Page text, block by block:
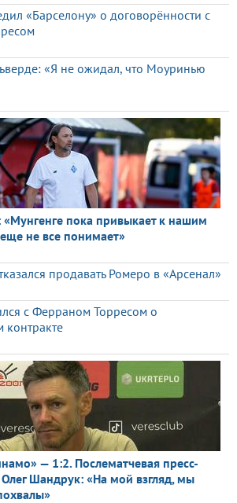
«Барселону» о договорённости с
«Я не ожидал, что Моуринью
«Мунгенге пока привыкает к нашим
не все понимает»
продавать Ромеро в «Арсенал»
с Ферраном Торресом о
контракте
— 1:2. Послематчевая пресс-
Шандрук: «На мой взгляд, мы